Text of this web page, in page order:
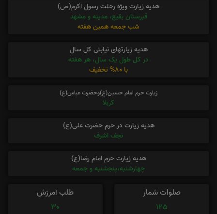
هدیه زیارت ویژه رحلت رسول اکرم(ص)
قبرستان بقیع، مدینه و مشهد
شب جمعه همین هفته
هدیه زیارتهای نیابتی کل سال
در کل طول یک سال، هر هفته
با 80% تخفیف
زیارت حرم امام حسین(ع)وحضرت عباس(ع)
کربلا
هدیه زیارت در حرم حضرت علی(ع)
نجف اشرف
هدیه زیارت حرم امام رضا(ع)
چهارشنبه،پنجشنبه و جمعه
صلوات شمار
125
طلب آمرزش
30